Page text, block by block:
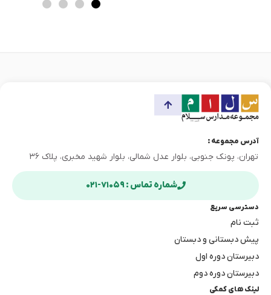
شواهد موجود، نظر مراقبان و رای مرجع رسیدگی همگی […]
آدرس مجموعه :
تهران، پونک جنوبی، بلوار عدل شمالی، بلوار شهید مخبری، پلاک ۳۶
شماره تماس : ۷۱۰۵۹-۰۲۱
دسترسی سریع
ثبت نام
پیش دبستانی و دبستان
دبیرستان دوره اول
دبیرستان دوره دوم
لینک های کمکی